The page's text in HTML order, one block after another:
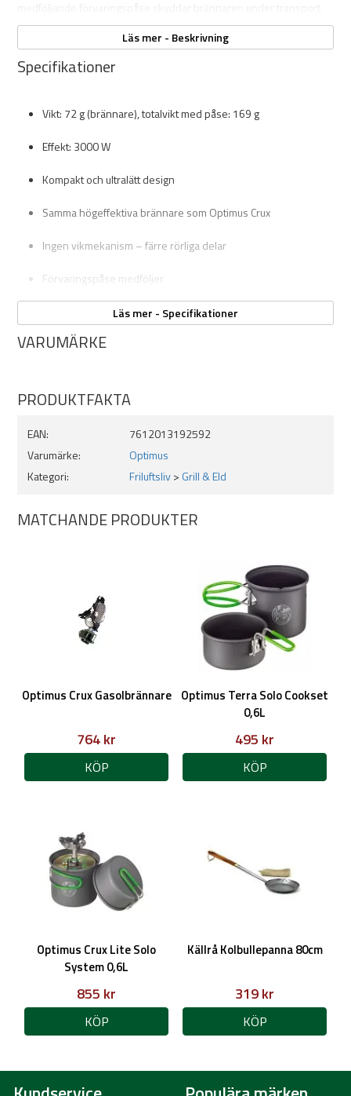
Läs mer - Beskrivning
Specifikationer
Vikt: 72 g (brännare), totalvikt med påse: 169 g
Effekt: 3000 W
Kompakt och ultralätt design
Samma högeffektiva brännare som Optimus Crux
Ingen vikmekanism – färre rörliga delar
Förvaringspåse medföljer
Passar alla standard gasbehållare med gänga (EN417)
Läs mer - Specifikationer
VARUMÄRKE
PRODUKTFAKTA
EAN:
7612013192592
Varumärke:
Optimus
Kategori:
Friluftsliv> Grill & Eld
MATCHANDE PRODUKTER
Optimus Crux Gasolbrännare
764 kr
KÖP
Optimus Terra Solo Cookset
0,6L
495 kr
KÖP
Optimus Crux Lite Solo
System 0,6L
855 kr
KÖP
Källrå Kolbullepanna 80cm
319 kr
KÖP